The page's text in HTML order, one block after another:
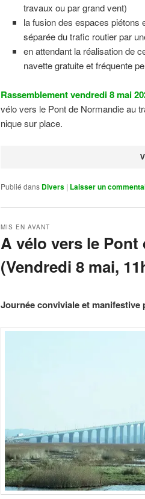
travaux ou par grand vent)
la fusion des espaces
séparée du trafic routier par
en attendant la réalisation de
navette gratuite et fréquente
Rassemblement vendredi 8 mai
vélo vers le Pont de Normandie au
nique sur place.
Publié dans Divers | Laisser un
A vélo vers le Pont
(Vendredi 8 mai,
MIS EN AVANT
Journée conviviale et